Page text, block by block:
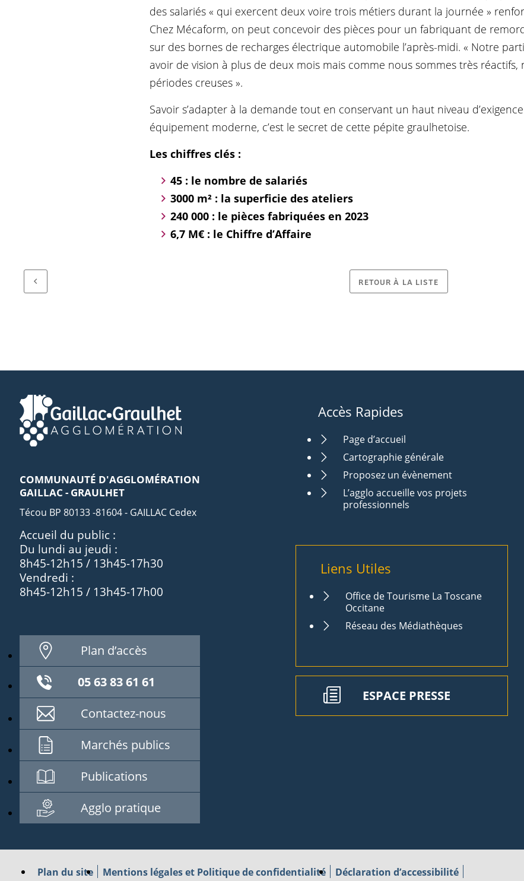
des salariés « qui exercent deux voire trois métiers durant la journée »
Chez Mécaform, on peut concevoir des pièces pour un fabriquant de
sur des bornes de recharges électrique automobile l’après-midi. « Notre
avoir de vision à plus de deux mois mais comme nous sommes très réactifs,
périodes creuses ».
Savoir s’adapter à la demande tout en conservant un haut niveau
équipement moderne, c’est le secret de cette pépite graulhetoise.
Les chiffres clés :
45 : le nombre de salariés
3000 m² : la superficie des ateliers
240 000 : le pièces fabriquées en 2023
6,7 M€ : le Chiffre d’Affaire
RETOUR À LA LISTE
COMMUNAUTÉ D'AGGLOMÉRATION
GAILLAC - GRAULHET
Técou BP 80133 -81604 - GAILLAC Cedex
Accueil du public :
Du lundi au jeudi :
8h45-12h15 / 13h45-17h30
Vendredi :
8h45-12h15 / 13h45-17h00
Plan d’accès
05 63 83 61 61
Contactez-nous
Marchés publics
Publications
Agglo pratique
Accès Rapides
Page d’accueil
Cartographie générale
Proposez un évènement
L’agglo accueille vos projets
professionnels
Liens Utiles
Office de Tourisme La Toscane
Occitane
Réseau des Médiathèques
ESPACE PRESSE
Plan du site Mentions légales et Politique de confidentialité Déclaration d’accessibilité